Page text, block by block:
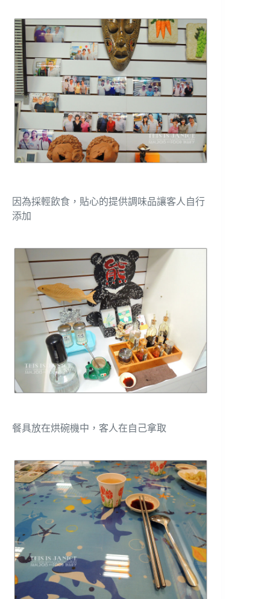
因為採輕飲食，貼心的提供調味品讓客人自行
添加
餐具放在烘碗機中，客人在自己拿取